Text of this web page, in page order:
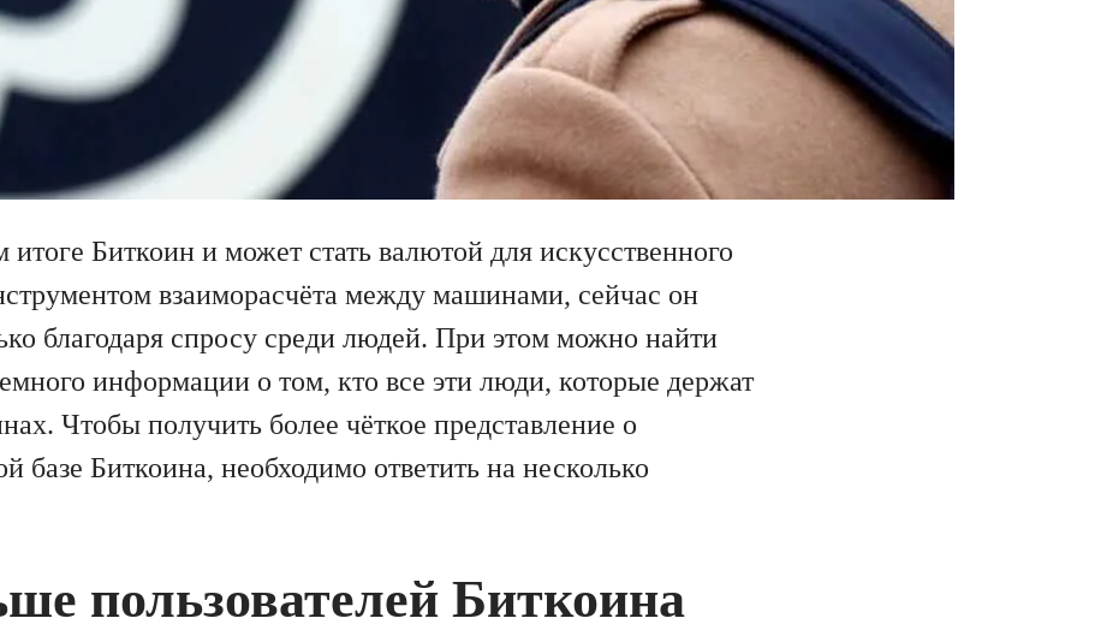
итоге Биткоин и может стать валютой для искусственного
взаиморасчёта между машинами, сейчас он
благодаря спросу среди людей. При этом можно найти
информации о том, кто все эти люди, которые держат
Чтобы получить более чёткое представление о
базе Биткоина, необходимо ответить на несколько
пользователей Биткоина